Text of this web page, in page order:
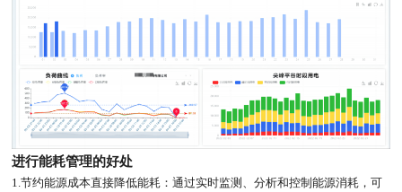
进行能耗管理的好处
1.节约能源成本直接降低能耗：通过实时监测、分析和控制能源消耗，可